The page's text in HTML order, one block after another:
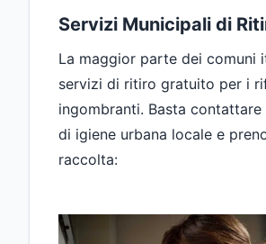
Servizi Municipali di
La maggior parte dei comuni
servizi di ritiro gratuito per i
ingombranti. Basta
di igiene urbana locale e
raccolta: